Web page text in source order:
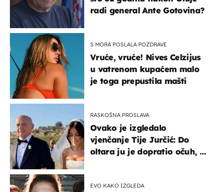
radi general Ante Gotovina?
S MORA POSLALA POZDRAVE
Vruće, vruće! Nives Celzijus
u vatrenom kupaćem malo
je toga prepustila mašti
RASKOŠNA PROSLAVA
Ovako je izgledalo
vjenčanje Tije Jurčić: Do
oltara ju je dopratio očuh, a
EVO KAKO IZGLEDA